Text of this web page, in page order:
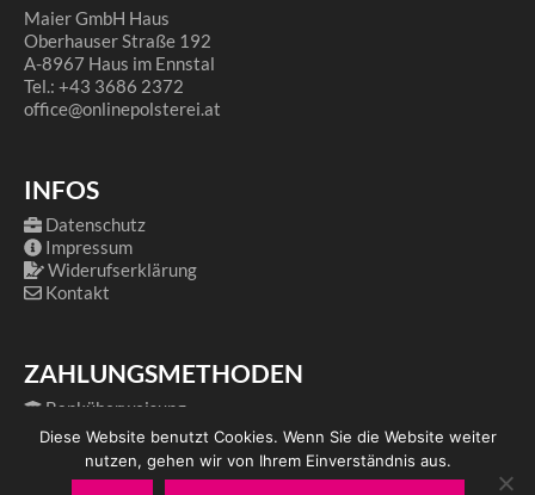
Maier GmbH Haus
Oberhauser Straße 192
A-8967 Haus im Ennstal
Tel.: +43 3686 2372
office@onlinepolsterei.at
INFOS
Datenschutz
Impressum
Widerufserklärung
Kontakt
ZAHLUNGSMETHODEN
Banküberweisung
PayPal
Diese Website benutzt Cookies. Wenn Sie die Website weiter
nutzen, gehen wir von Ihrem Einverständnis aus.